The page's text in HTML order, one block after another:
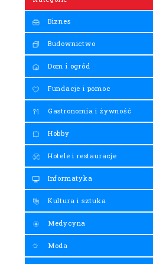
Biznes
Budownictwo
Dom i ogród
Fundacje i pomoc
Gastronomia i żywność
Hobby
Hotele i restauracje
Informatyka
Kultura i sztuka
Medycyna
Moda